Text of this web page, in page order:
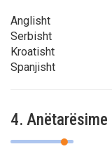
Anglisht
Serbisht
Kroatisht
Spanjisht
4. Anëtarësime